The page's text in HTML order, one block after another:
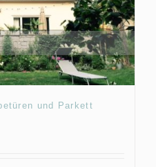
und Parkett